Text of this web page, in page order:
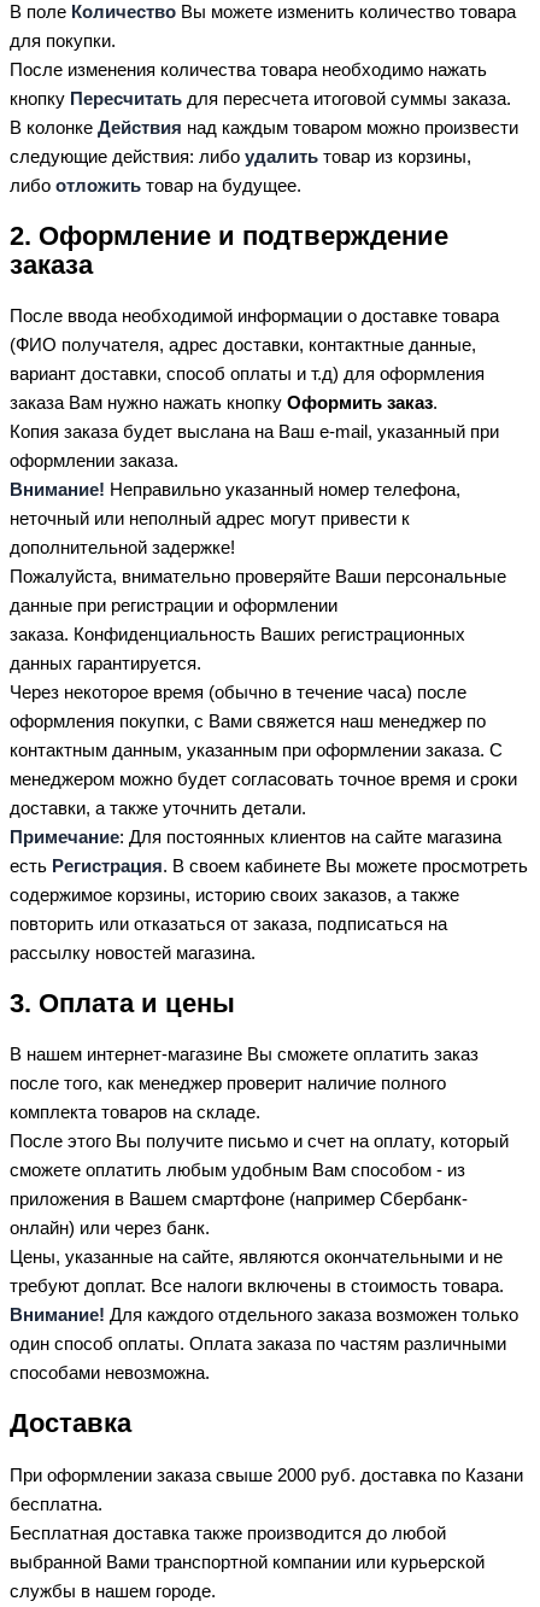
В поле Количество Вы можете изменить количество товара
для покупки.
После изменения количества товара необходимо нажать
кнопку Пересчитать для пересчета итоговой суммы заказа.
В колонке Действия над каждым товаром можно произвести
следующие действия: либо удалить товар из корзины,
либо отложить товар на будущее.
2. Оформление и подтверждение
заказа
После ввода необходимой информации о доставке товара
(ФИО получателя, адрес доставки, контактные данные,
вариант доставки, способ оплаты и т.д) для оформления
заказа Вам нужно нажать кнопку Оформить заказ.
Копия заказа будет выслана на Ваш e-mail, указанный при
оформлении заказа.
Внимание! Неправильно указанный номер телефона,
неточный или неполный адрес могут привести к
дополнительной задержке!
Пожалуйста, внимательно проверяйте Ваши персональные
данные при регистрации и оформлении
заказа. Конфиденциальность Ваших регистрационных
данных гарантируется.
Через некоторое время (обычно в течение часа) после
оформления покупки, с Вами свяжется наш менеджер по
контактным данным, указанным при оформлении заказа. С
менеджером можно будет согласовать точное время и сроки
доставки, а также уточнить детали.
Примечание: Для постоянных клиентов на сайте магазина
есть Регистрация. В своем кабинете Вы можете просмотреть
содержимое корзины, историю своих заказов, а также
повторить или отказаться от заказа, подписаться на
рассылку новостей магазина.
3. Оплата и цены
В нашем интернет-магазине Вы сможете оплатить заказ
после того, как менеджер проверит наличие полного
комплекта товаров на складе.
После этого Вы получите письмо и счет на оплату, который
сможете оплатить любым удобным Вам способом - из
приложения в Вашем смартфоне (например Сбербанк-
онлайн) или через банк.
Цены, указанные на сайте, являются окончательными и не
требуют доплат. Все налоги включены в стоимость товара.
Внимание! Для каждого отдельного заказа возможен только
один способ оплаты. Оплата заказа по частям различными
способами невозможна.
Доставка
При оформлении заказа свыше 2000 руб. доставка по Казани
бесплатна.
Бесплатная доставка также производится до любой
выбранной Вами транспортной компании или курьерской
службы в нашем городе.